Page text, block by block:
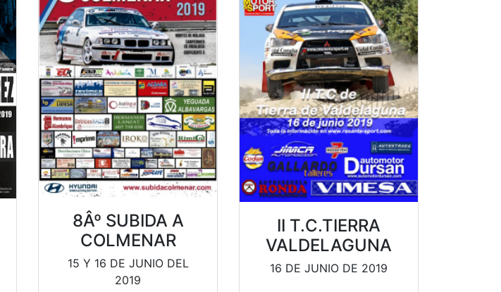
8Âº SUBIDA A
COLMENAR
15 Y 16 DE JUNIO DEL
2019
II T.C.TIERRA
VALDELAGUNA
16 DE JUNIO DE 2019